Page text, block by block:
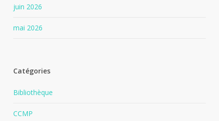
juin 2026
mai 2026
Catégories
Bibliothèque
CCMP